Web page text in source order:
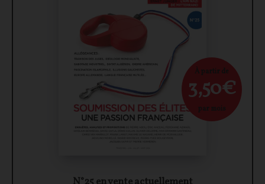
À partir de
3,50€
par mois